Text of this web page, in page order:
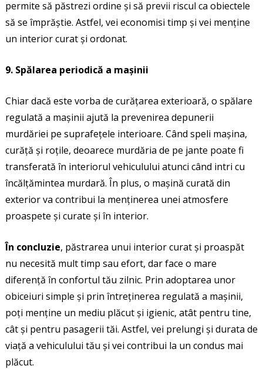
permite să păstrezi ordine și să previi riscul ca obiectele
să se împrăștie. Astfel, vei economisi timp și vei menține
un interior curat și ordonat.
9. Spălarea periodică a mașinii
Chiar dacă este vorba de curățarea exterioară, o spălare
regulată a mașinii ajută la prevenirea depunerii
murdăriei pe suprafețele interioare. Când speli mașina,
curăță și roțile, deoarece murdăria de pe jante poate fi
transferată în interiorul vehiculului atunci când intri cu
încălțămintea murdară. În plus, o mașină curată din
exterior va contribui la menținerea unei atmosfere
proaspete și curate și în interior.
În concluzie, păstrarea unui interior curat și proaspăt
nu necesită mult timp sau efort, dar face o mare
diferență în confortul tău zilnic. Prin adoptarea unor
obiceiuri simple și prin întreținerea regulată a mașinii,
poți menține un mediu plăcut și igienic, atât pentru tine,
cât și pentru pasagerii tăi. Astfel, vei prelungi și durata de
viață a vehiculului tău și vei contribui la un condus mai
plăcut.